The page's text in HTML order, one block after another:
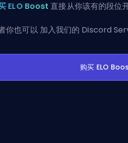
ELO Boost 直接从你该有的段位
你也可以 加入我们的 Discord
购买 ELO